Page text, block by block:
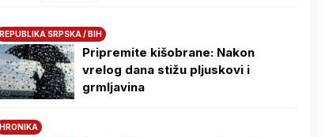
REPUBLIKA SRPSKA / BIH
Pripremite kišobrane: Nakon
vrelog dana stižu pljuskovi i
grmljavina
HRONIKA